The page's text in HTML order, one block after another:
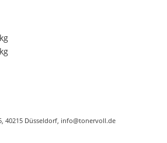
kg
40215 Düsseldorf, info@tonervoll.de